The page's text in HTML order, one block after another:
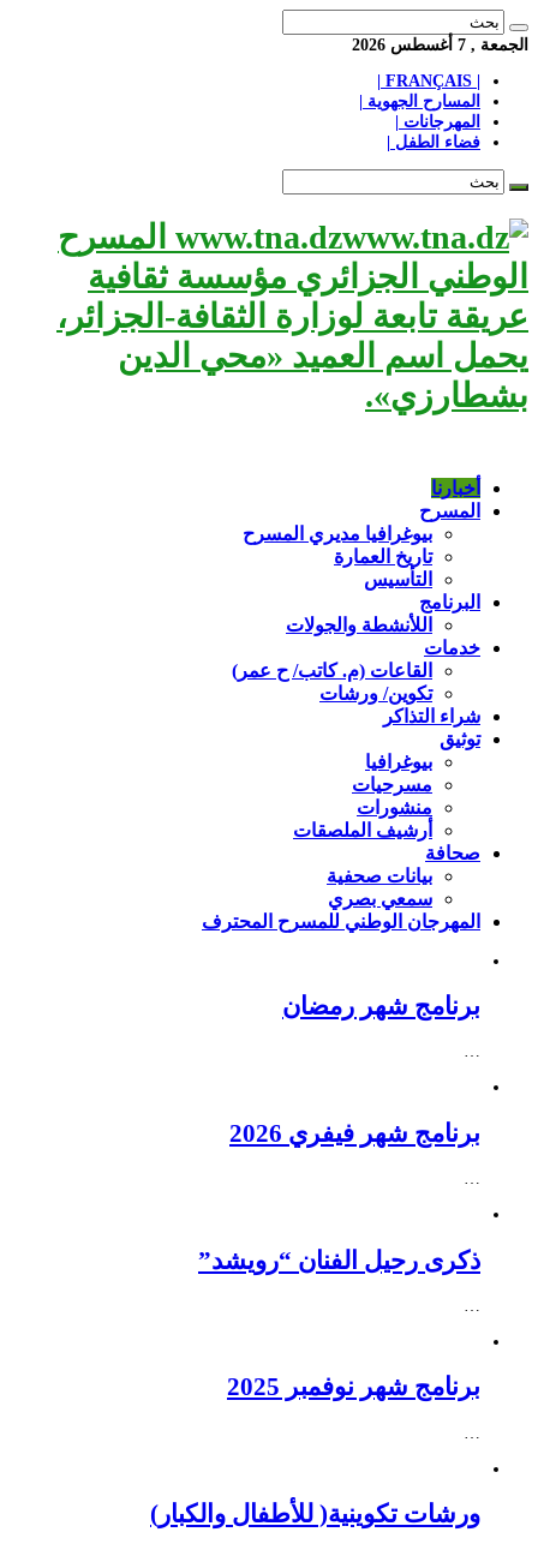
الجمعة , 7 أغسطس 2026
المسارح الجهوية |
المهرجانات |
فضاء الطفل |
www.tna.dz المسرح
الوطني الجزائري مؤسسة ثقافية
عريقة تابعة لوزارة الثقافة-الجزائر،
يحمل اسم العميد «محي الدين
بشطارزي».
أخبارنا
المسرح
بيوغرافيا مديري المسرح
تاريخ العمارة
التأسيس
البرنامج
اللأنشطة والجولات
خدمات
القاعات (م. كاتب/ ح عمر)
تكوين/ ورشات
شراء التذاكر
توثيق
بيوغرافيا
مسرحيات
منشورات
أرشيف الملصقات
صحافة
بيانات صحفية
سمعي بصري
المهرجان الوطني للمسرح المحترف
برنامج شهر رمضان
…
برنامج شهر فيفري 2026
…
ذكرى رحيل الفنان “رويشد”
…
برنامج شهر نوفمبر 2025
ورشات تكوينية( للأطفال والكبار)